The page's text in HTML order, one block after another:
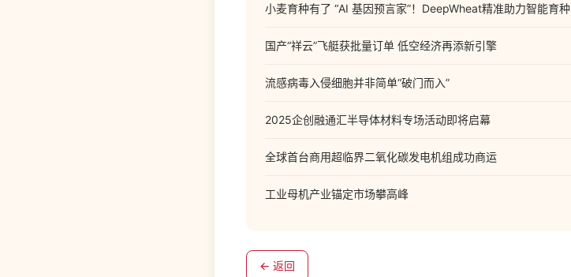
小麦育种有了 “AI 基因预言家”！DeepWheat精准助力智能育种
国产“祥云”飞艇获批量订单 低空经济再添新引擎
流感病毒入侵细胞并非简单“破门而入”
2025企创融通汇半导体材料专场活动即将启幕
全球首台商用超临界二氧化碳发电机组成功商运
工业母机产业锚定市场攀高峰
← 返回